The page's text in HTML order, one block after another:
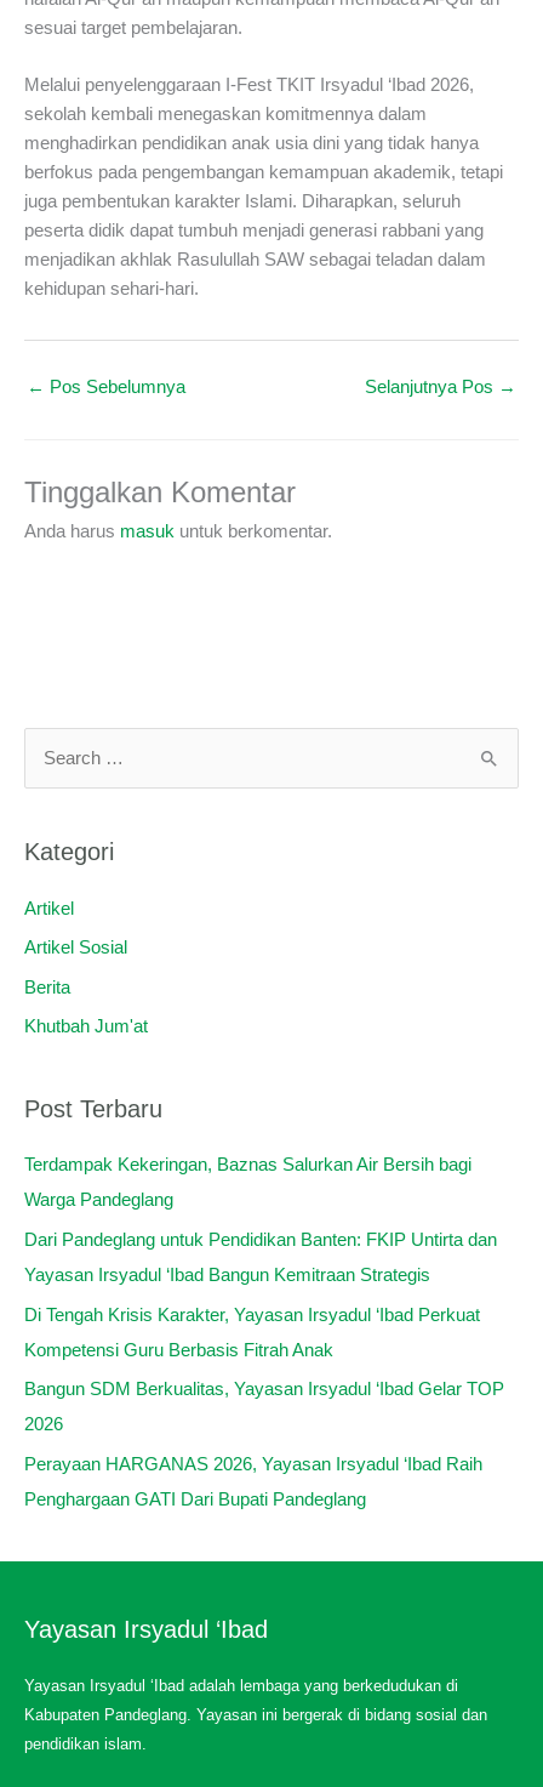
sesuai target pembelajaran.
Melalui penyelenggaraan I-Fest TKIT Irsyadul ‘Ibad 2026,
sekolah kembali menegaskan komitmennya dalam
menghadirkan pendidikan anak usia dini yang tidak hanya
berfokus pada pengembangan kemampuan akademik, tetapi
juga pembentukan karakter Islami. Diharapkan, seluruh
peserta didik dapat tumbuh menjadi generasi rabbani yang
menjadikan akhlak Rasulullah SAW sebagai teladan dalam
kehidupan sehari-hari.
← Pos Sebelumnya Selanjutnya Pos →
Tinggalkan Komentar
Anda harus masuk untuk berkomentar.
u
n
Kategori
Artikel
Artikel Sosial
Berita
Khutbah Jum'at
Post Terbaru
Terdampak Kekeringan, Baznas Salurkan Air Bersih bagi
Warga Pandeglang
Dari Pandeglang untuk Pendidikan Banten: FKIP Untirta dan
Yayasan Irsyadul ‘Ibad Bangun Kemitraan Strategis
Di Tengah Krisis Karakter, Yayasan Irsyadul ‘Ibad Perkuat
Kompetensi Guru Berbasis Fitrah Anak
Bangun SDM Berkualitas, Yayasan Irsyadul ‘Ibad Gelar TOP
2026
Perayaan HARGANAS 2026, Yayasan Irsyadul ‘Ibad Raih
Penghargaan GATI Dari Bupati Pandeglang
Yayasan Irsyadul ‘Ibad
Yayasan Irsyadul ‘Ibad adalah lembaga yang berkedudukan di
Kabupaten Pandeglang. Yayasan ini bergerak di bidang sosial dan
pendidikan islam.